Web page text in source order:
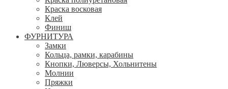
Краска восковая
Клей
Финиш
ФУРНИТУРА
Замки
Кольца, рамки, карабины
Кнопки, Люверсы, Хольнитены
Молнии
Пряжки